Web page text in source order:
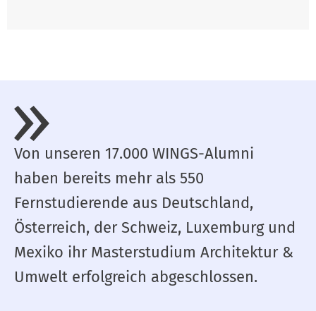
Von unseren 17.000 WINGS-Alumni
haben bereits mehr als 550
Fernstudierende aus Deutschland,
Österreich, der Schweiz, Luxemburg und
Mexiko ihr Masterstudium Architektur &
Umwelt erfolgreich abgeschlossen.